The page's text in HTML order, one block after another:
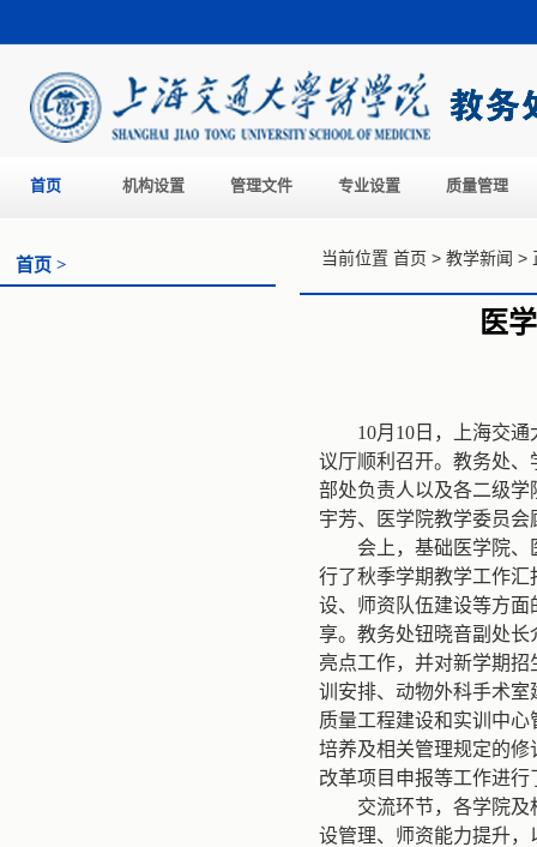
首页 机构设置 管理文件 专业设置 质量管理
首页 >
医
10月 10 日，上海交
议厅顺利召开。教务处
部处负责人以及各二级
宇芳、医学院教学委员
会上，基础医学院
行了秋季学期教学工作
设、师资队伍建设等方
享。教务处钮晓音副处
亮点工作，并对新学期
训安排、动物外科手术
质量工程建设和实训中
培养及相关管理规定的
改革项目申报等工作进行
交流环节，各学院
设管理、师资能力提升
当前位置 首页 > 教学新闻 >